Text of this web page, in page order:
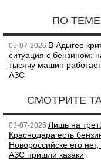
ПО ТЕМЕ
05-07-2026 В Адыгее
ситуация с бензином:
тысячу машин
АЗС
СМОТРИТЕ
03-07-2026 Лишь на
Краснодара есть
Новороссийске его
АЗС пришли казаки